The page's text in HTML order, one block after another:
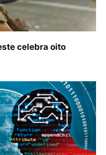
celebra oito